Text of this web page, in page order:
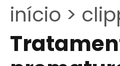
início >